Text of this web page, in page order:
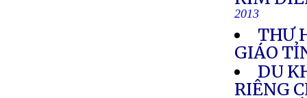
2013
THƯ
GIÁO
DU
RIÊNG